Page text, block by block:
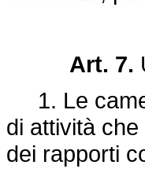
Art. 7.
1. Le
di attività
dei rapporti